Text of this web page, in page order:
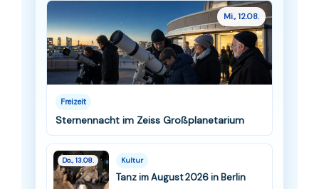
Mi., 12.08.
Freizeit
Sternennacht im Zeiss Großplanetarium
Do., 13.08. Kultur
Tanz im August 2026 in Berlin